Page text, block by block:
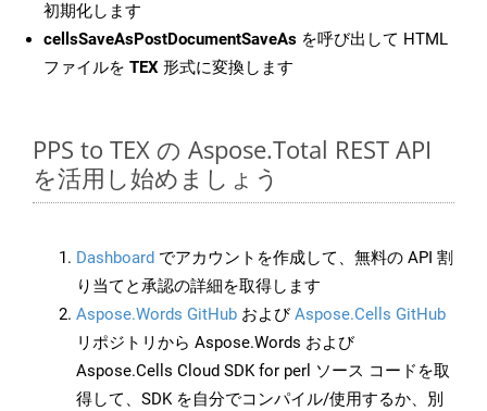
初期化します
cellsSaveAsPostDocumentSaveAs を呼び出して HTML
ファイルを TEX 形式に変換します
PPS to TEX の Aspose.Total REST API
を活用し始めましょう
Dashboard でアカウントを作成して、無料の API 割
り当てと承認の詳細を取得します
Aspose.Words GitHub およびAspose.Cells GitHub
リポジトリから Aspose.Words および
Aspose.Cells Cloud SDK for perl ソース コードを取
得して、SDK を自分でコンパイル/使用するか、別